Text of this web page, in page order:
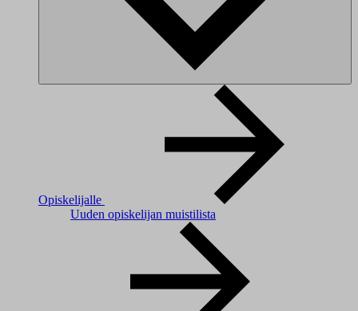
Opiskelijalle
Uuden opiskelijan muistilista